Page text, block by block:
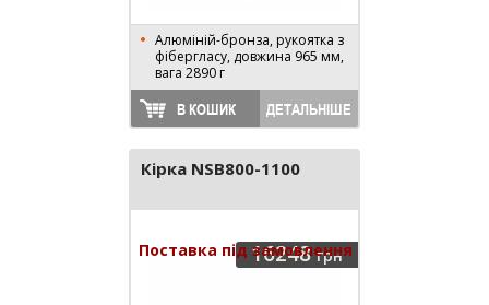
Алюміній-бронза, рукоятка з
фібергласу, довжина 965 мм,
вага 2890 г
В КОШИК ДЕТАЛЬНІШЕ
Кірка NSB800-1100
16248грн
Поставка під замовлення